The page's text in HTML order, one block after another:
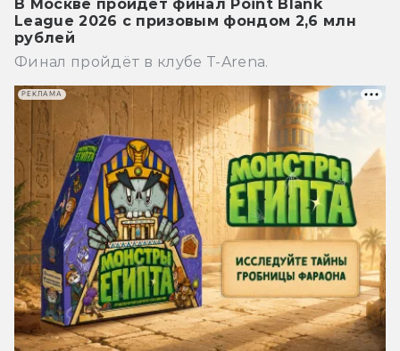
В Москве пройдёт финал Point Blank
League 2026 с призовым фондом 2,6 млн
рублей
Финал пройдёт в клубе T-Arena.
РЕКЛАМА